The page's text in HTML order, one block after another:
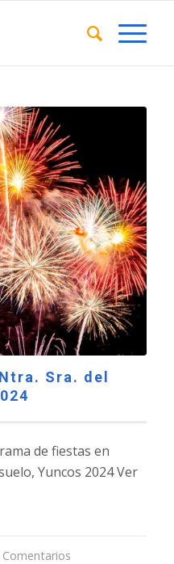
Sra. del
de fiestas en
Yuncos 2024 Ver
Comentarios